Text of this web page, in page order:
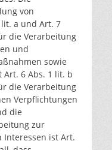
von
a und Art. 7
die Verarbeitung
und
sowie
Art. 6 Abs. 1 lit. b
die Verarbeitung
Verpflichtungen
die
zur
ist Art.